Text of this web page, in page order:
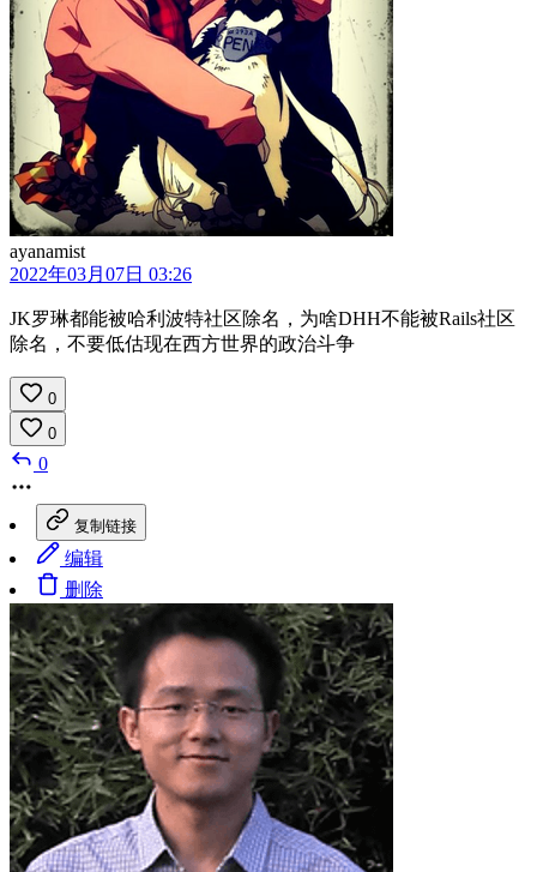
ayanamist
2022年03月07日 03:26
JK罗琳都能被哈利波特社区除名，为啥DHH不能被Rails社区
除名，不要低估现在西方世界的政治斗争
0
0
0
复制链接
编辑
删除